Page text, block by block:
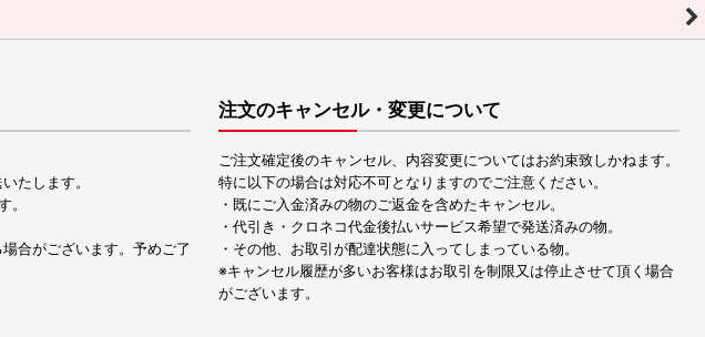
たします。
。
合がございます。予めご了
注文のキャンセル・変更について
ご注文確定後のキャンセル、内容変更についてはお約束致しかねます。
特に以下の場合は対応不可となりますのでご注意ください。
・既にご入金済みの物のご返金を含めたキャンセル。
・代引き・クロネコ代金後払いサービス希望で発送済みの物。
・その他、お取引が配達状態に入ってしまっている物。
※キャンセル履歴が多いお客様はお取引を制限又は停止させて頂く場合
がございます。